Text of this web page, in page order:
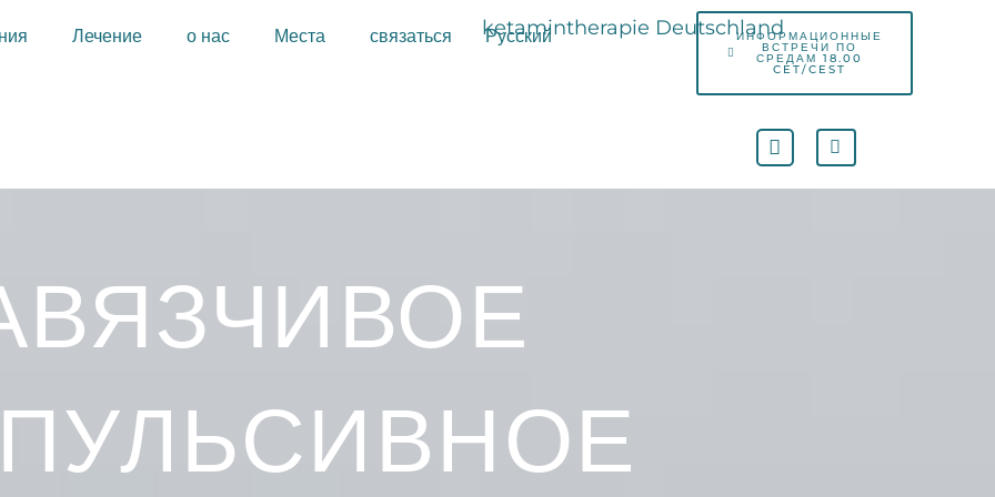
Лечение о нас Места связаться Русский ИНФОРМАЦИОННЫЕ
ВСТРЕЧИ ПО
СРЕДАМ 18.00
CET/CEST